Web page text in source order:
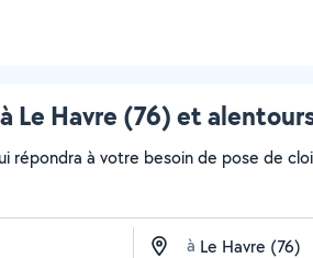
Le Havre (76) et
répondra à votre besoin de pose de
à